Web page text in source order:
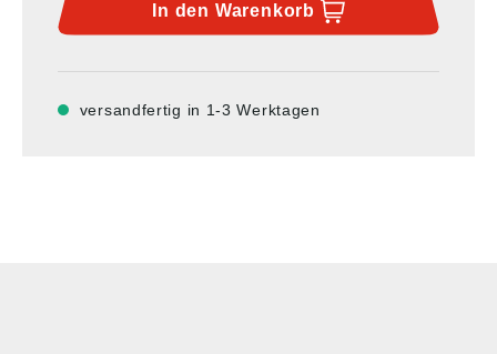
In den Warenkorb
versandfertig in 1-3 Werktagen